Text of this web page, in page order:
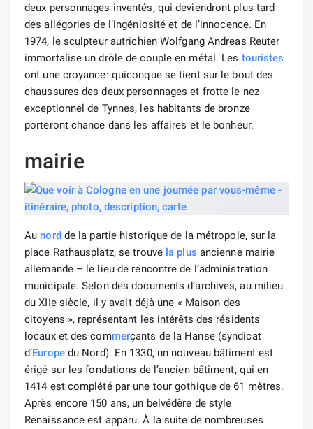
deux personnages inventés, qui deviendront plus tard
des allégories de l’ingéniosité et de l’innocence. En
1974, le sculpteur autrichien Wolfgang Andreas Reuter
immortalise un drôle de couple en métal. Les touristes
ont une croyance: quiconque se tient sur le bout des
chaussures des deux personnages et frotte le nez
exceptionnel de Tynnes, les habitants de bronze
porteront chance dans les affaires et le bonheur.
mairie
Au nordde la partie historique de la métropole, sur la
place Rathausplatz, se trouve la plus ancienne mairie
allemande – le lieu de rencontre de l’administration
municipale. Selon des documents d’archives, au milieu
du XIIe siècle, il y avait déjà une « Maison des
citoyens », représentant les intérêts des résidents
locaux et des commerçants de la Hanse (syndicat
d’Europedu Nord). En 1330, un nouveau bâtiment est
érigé sur les fondations de l’ancien bâtiment, qui en
1414 est complété par une tour gothique de 61 mètres.
Après encore 150 ans, un belvédère de style
Renaissance est apparu. À la suite de nombreuses